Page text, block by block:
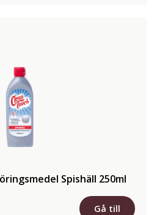
Spishäll 250ml
Gå till